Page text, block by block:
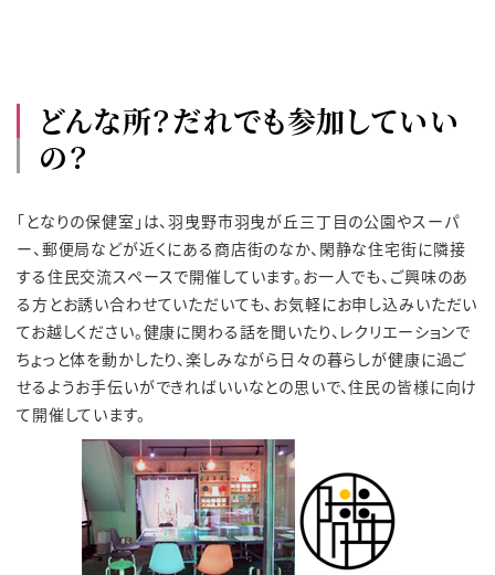
どんな所？だれでも参加していい
の？
「となりの保健室」は、羽曳野市羽曳が丘三丁目の公園やスーパ
ー、郵便局などが近くにある商店街のなか、閑静な住宅街に隣接
する住民交流スペースで開催しています。お一人でも、ご興味のあ
る方とお誘い合わせていただいても、お気軽にお申し込みいただい
てお越しください。健康に関わる話を聞いたり、レクリエーションで
ちょっと体を動かしたり、楽しみながら日々の暮らしが健康に過ご
せるようお手伝いができればいいなとの思いで、住民の皆様に向け
て開催しています。